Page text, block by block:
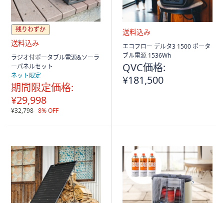
残りわずか
送
料
込
み
ラジオ付ポータブル電源&ソーラ
ーパネルセット
ネット限定
期間限定価格:
¥29,998
¥32,798 8% OFF
送
料
み
エコフロー デルタ3 1500 ポータ
ブル電源 1536Wh
QVC価格:
¥181,500